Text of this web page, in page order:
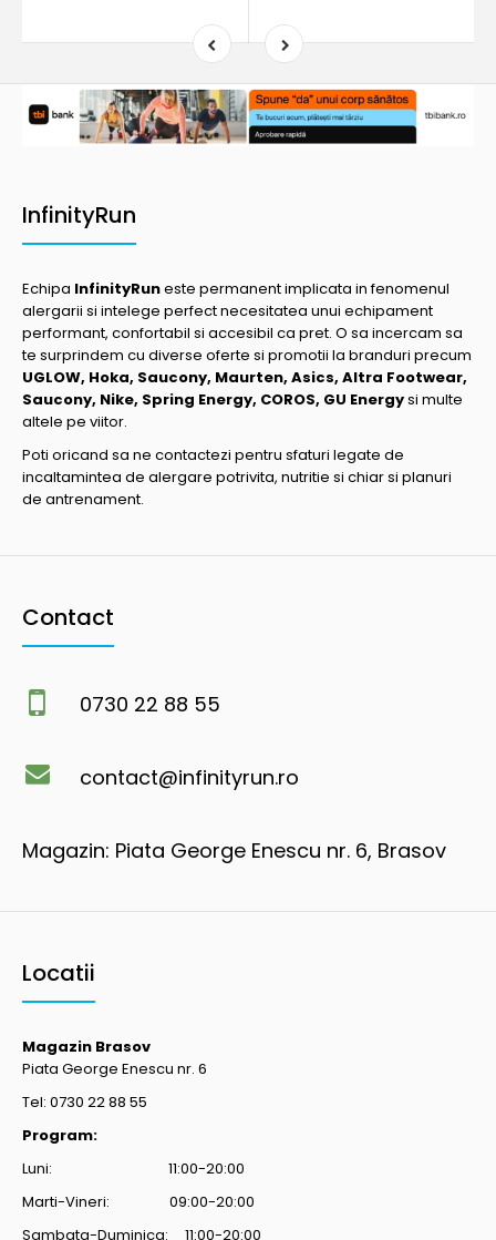
InfinityRun
Echipa InfinityRuneste permanent implicata in fenomenul
alergarii si intelege perfect necesitatea unui echipament
performant, confortabil si accesibil ca pret. O sa incercam sa
te surprindem cu diverse oferte si promotii la branduri precum
UGLOW, Hoka, Saucony, Maurten, Asics, Altra Footwear,
Saucony, Nike, Spring Energy, COROS, GU Energysi multe
altele pe viitor.
Poti oricand sa ne contactezi pentru sfaturi legate de
incaltamintea de alergare potrivita, nutritie si chiar si planuri
de antrenament.
Contact
0730 22 88 55
contact@infinityrun.ro
Magazin: Piata George Enescu nr. 6, Brasov
Locatii
Magazin Brasov
Piata George Enescu nr. 6
Tel: 0730 22 88 55
Program:
Luni: 11:00-20:00
Marti-Vineri: 09:00-20:00
Sambata-Duminica: 11:00-20:00